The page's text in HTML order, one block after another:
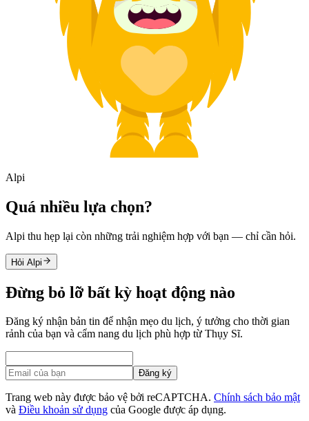
Alpi
Quá nhiều lựa chọn?
Alpi thu hẹp lại còn những trải nghiệm hợp với bạn — chỉ cần hỏi.
Hỏi Alpi
Đừng bỏ lỡ bất kỳ hoạt động nào
Đăng ký nhận bản tin để nhận mẹo du lịch, ý tưởng cho thời gian
rảnh của bạn và cẩm nang du lịch phù hợp từ Thụy Sĩ.
Đăng ký
Trang web này được bảo vệ bởi reCAPTCHA. Chính sách bảo mật
và Điều khoản sử dụng của Google được áp dụng.